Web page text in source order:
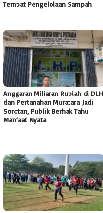
Tempat Pengelolaan Sampah
Anggaran Miliaran Rupiah di DLH
dan Pertanahan Muratara Jadi
Sorotan, Publik Berhak Tahu
Manfaat Nyata